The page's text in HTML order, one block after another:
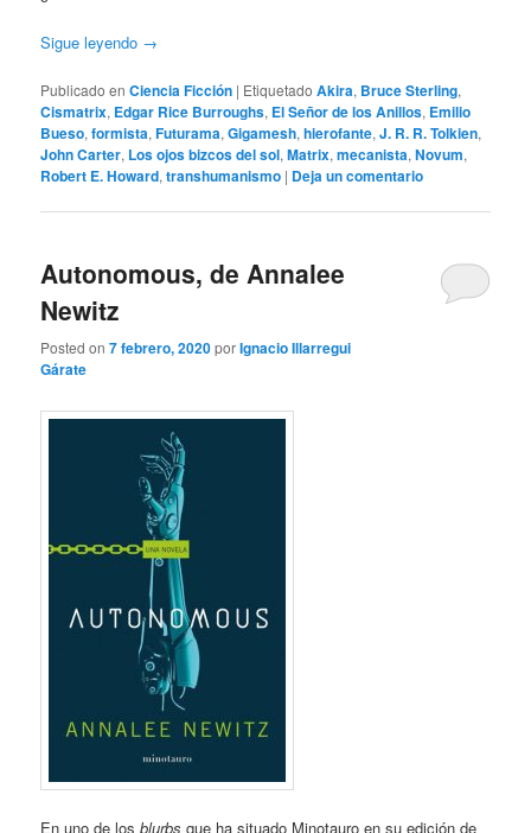
Sigue leyendo →
Publicado en Ciencia Ficción | Etiquetado Akira, Bruce Sterling,
Cismatrix, Edgar Rice Burroughs, El Señor de los Anillos, Emilio
Bueso,formista,Futurama,Gigamesh,hierofante,J. R. R. Tolkien,
John Carter, Los ojos bizcos del sol,Matrix,mecanista,Novum,
Robert E. Howard,transhumanismo | Deja un comentario
Autonomous, de Annalee
Newitz
Posted on7 febrero, 2020porIgnacio Illarregui
Gárate
En uno de losblurbs que ha situado Minotauro en su edición de